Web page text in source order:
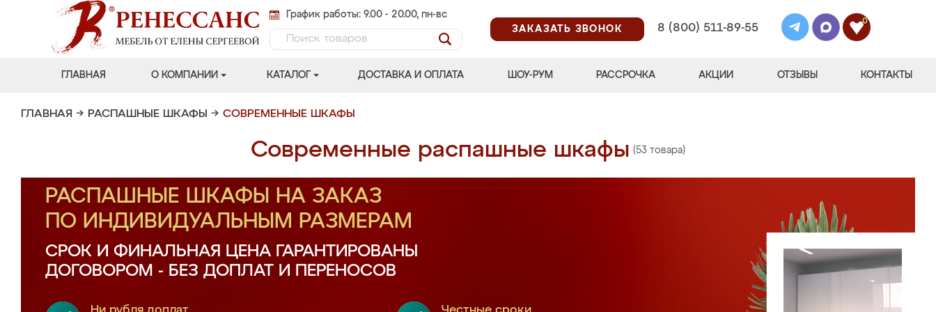
График работы: 9.00 - 20.00, пн-вс
ЗАКАЗАТЬ ЗВОНОК
8 (800) 511-89-55
0
ГЛАВНАЯ О КОМПАНИИ КАТАЛОГ ДОСТАВКА И ОПЛАТА ШОУ-РУМ РАССРОЧКА АКЦИИ ОТЗЫВЫ КОНТАКТЫ
ГЛАВНАЯ → РАСПАШНЫЕ ШКАФЫ → СОВРЕМЕННЫЕ ШКАФЫ
Современные распашные шкафы (53 товара)
РАСПАШНЫЕ ШКАФЫ НА ЗАКАЗ
ПО ИНДИВИДУАЛЬНЫМ РАЗМЕРАМ
СРОК И ФИНАЛЬНАЯ ЦЕНА ГАРАНТИРОВАНЫ
ДОГОВОРОМ - БЕЗ ДОПЛАТ И ПЕРЕНОСОВ